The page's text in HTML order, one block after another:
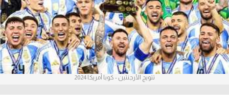
ركن الألعاب
بطولات
أمريكا 2026
تتويج الأرجنتين - كوبا أمريكا 2024